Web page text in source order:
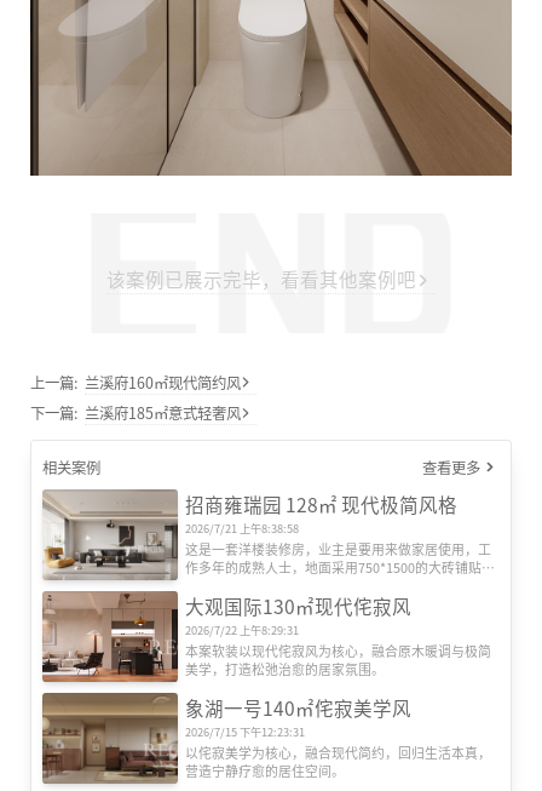
该案例已展示完毕，看看其他案例吧
上一篇: 兰溪府160㎡现代简约风
下一篇: 兰溪府185㎡意式轻奢风
相关案例 查看更多
招商雍瑞园 128㎡ 现代极简风格
2026/7/21 上午8:38:58
这是一套洋楼装修房，业主是要用来做家居使用，工
作多年的成熟人士，地面采用750*1500的大砖铺贴，
办公场所，每个空间保证光线充足，室内明亮。
大观国际130㎡现代侘寂风
2026/7/22 上午8:29:31
本案软装以现代侘寂风为核心，融合原木暖调与极简
美学，打造松弛治愈的居家氛围。
象湖一号140㎡侘寂美学风
2026/7/15 下午12:23:31
以侘寂美学为核心，融合现代简约，回归生活本真，
营造宁静疗愈的居住空间。